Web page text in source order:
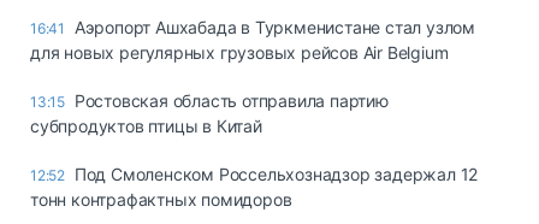
16:41
Аэропорт Ашхабада в Туркменистане стал узлом
для новых регулярных грузовых рейсов Air Belgium
13:15 Ростовская область отправила партию
субпродуктов птицы в Китай
12:52 Под Смоленском Россельхознадзор задержал 12
тонн контрафактных помидоров